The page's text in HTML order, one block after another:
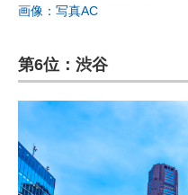
画像：写真AC
第6位：渋谷